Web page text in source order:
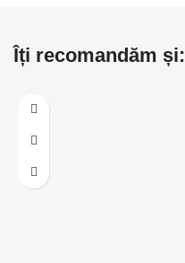
Îți recomandăm și: